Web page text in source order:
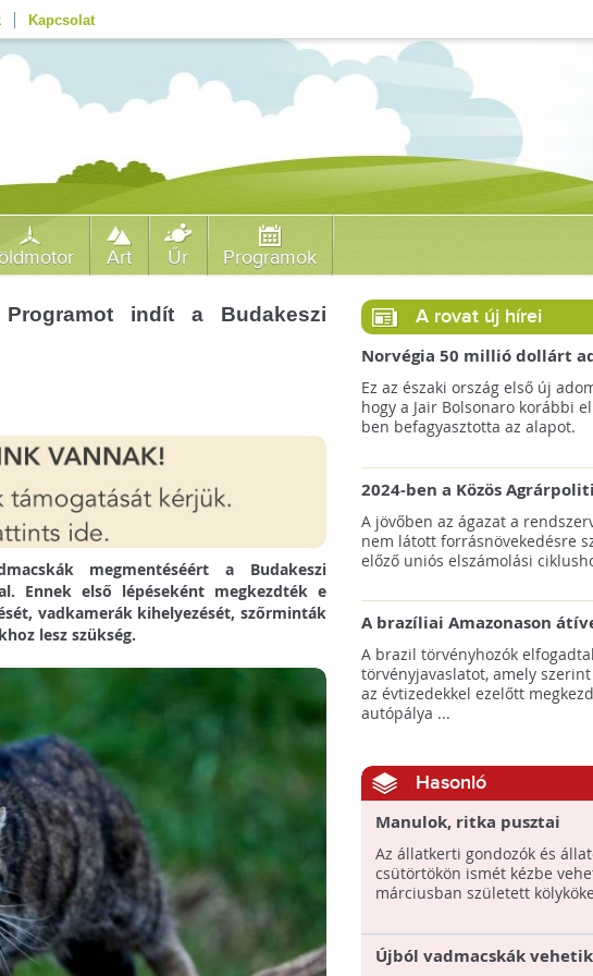
Kapcsolat
Art Űr Programok
indít a Budakeszi
megmentéséért a Budakeszi
Ennek első lépéseként megkezdték e
vadkamerák kihelyezését, szőrminták
lesz szükség.
A rovat új hírei
Norvégia 50 millió dollárt
a brazil Amazonas-alapnak a
erdőirtás miatt
Ez az északi ország első új
hogy a Jair Bolsonaro korábbi
ben befagyasztotta az alapot.
2024-ben a Közös
keretein belül az
pályázatok az elsők között
majd meg
A jövőben az ágazat a
nem látott forrásnövekedésre
előző uniós elszámolási
A brazíliai Amazonason
autópálya robbanásszerű
erdőirtást indíthat el
A brazil törvényhozók
törvényjavaslatot, amely
az évtizedekkel ezelőtt
autópálya ...
Hasonló
Manulok, ritka pusztai
macskakölykök a fővárosi
állatkertben!
Az állatkerti gondozók és
csütörtökön ismét kézbe
márciusban született
Újból vadmacskák vehetik